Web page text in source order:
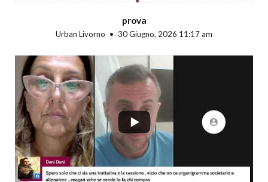
prova
Urban Livorno 30 Giugno, 2026 11:17 am